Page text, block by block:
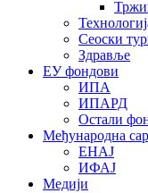
Сеоски
Здравље
ЕУ фондови
ИПА
ИПАРД
Остали
Међународна
ЕНАЈ
ИФАЈ
Медији